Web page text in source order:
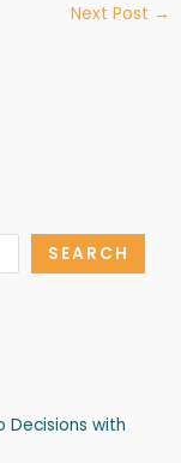
Next Post →
SEARCH
Decisions with